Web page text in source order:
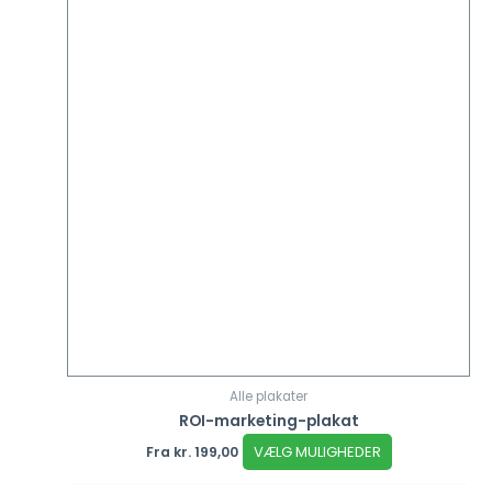
Alle plakater
ROI-marketing-plakat
Fra kr.199,00 VÆLG MULIGHEDER